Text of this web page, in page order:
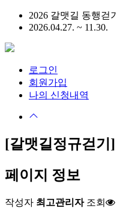
2026 갈맷길 동행걷기
2026.04.27. ~ 11.30.
로그인
회원가입
나의 신청내역
[갈맷길정규걷기]
페이지 정보
작성자 최고관리자 조회